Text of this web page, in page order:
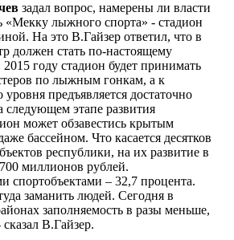
задал вопрос, намерены ли власти
«Мекку лыжного спорта» - стадион
На это В.Гайзер ответил, что в
должен стать по-настоящему
году стадион будет принимать
по лыжным гонкам, а к
предъявляется достаточно
этапе развития
может обзавестись крытым
бассейном. Что касается десятков
республики, на их развитие в
миллионов рублей.
спортобъектами – 32,7 процента.
заманить людей. Сегодня в
заполняемость в разы меньше,
В.Гайзер.